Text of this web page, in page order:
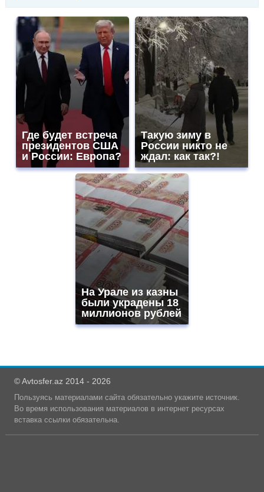
Где будет встреча
президентов США
и России: Европа?
Такую зиму в
России никто не
ждал: как так?!
На Урале из казны
были украдены 18
миллионов рублей
© Avtosfer.az 2014 - 2026
Пользуясь материалами сайта обязательно укажите источник.
Во время использования материалов в интернет ресурсах
вставка ссылки обязательна.